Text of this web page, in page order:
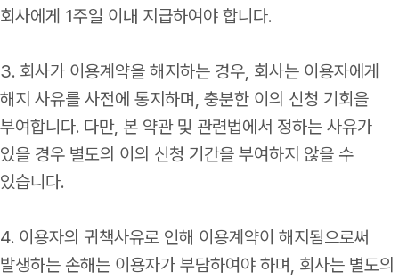
회사에게 1주일 이내 지급하여야 합니다.
3. 회사가 이용계약을 해지하는 경우, 회사는 이용자에게
해지 사유를 사전에 통지하며, 충분한 이의 신청 기회을
부여합니다. 다만, 본 약관 및 관련법에서 정하는 사유가
있을 경우 별도의 이의 신청 기간을 부여하지 않을 수
있습니다.
4. 이용자의 귀책사유로 인해 이용계약이 해지됨으로써
발생하는 손해는 이용자가 부담하여야 하며, 회사는 별도의